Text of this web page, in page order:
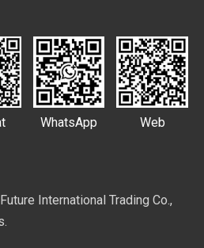
WhatsApp Web
International Trading Co.,